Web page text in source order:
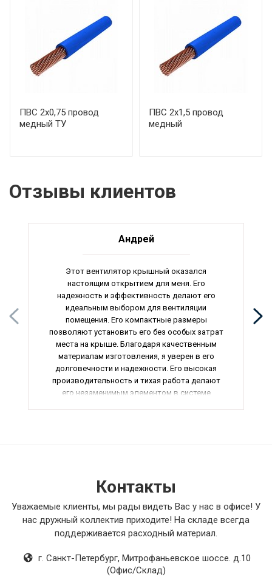
ПВС 2х0,75 провод
медный ТУ
ПВС 2х1,5 провод
медный
Отзывы клиентов
Андрей
Этот вентилятор крышный оказался
настоящим открытием для меня. Его
надежность и эффективность делают его
идеальным выбором для вентиляции
помещения. Его компактные размеры
позволяют установить его без особых затрат
места на крыше. Благодаря качественным
материалам изготовления, я уверен в его
долговечности и надежности. Его высокая
производительность и тихая работа делают
его незаменимым элементом в системе
Контакты
Уважаемые клиенты, мы рады видеть Вас у нас в офисе! У
нас дружный коллектив приходите! На складе всегда
поддерживается расходный материал.
г. Санкт-Петербург, Митрофаньевское шоссе. д.10
(Офис/Склад)